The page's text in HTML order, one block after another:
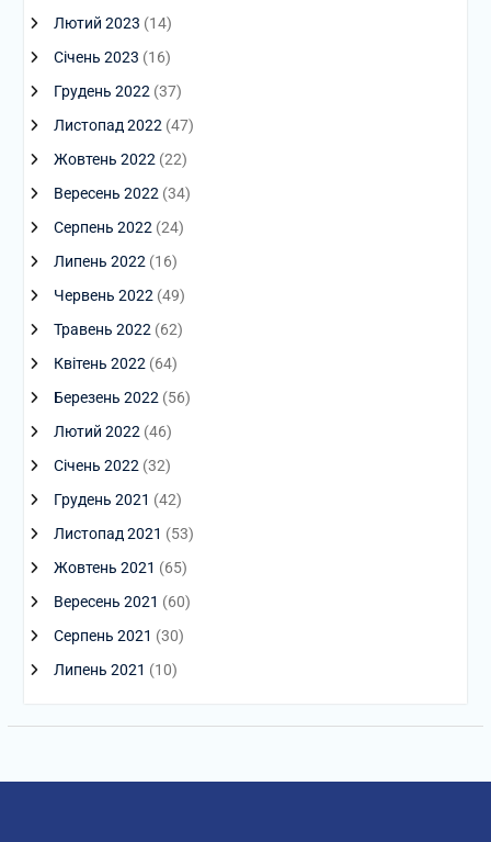
Лютий 2023 (14)
Січень 2023 (16)
Грудень 2022(37)
Листопад 2022(47)
Жовтень 2022(22)
Вересень 2022(34)
Серпень 2022(24)
Липень 2022(16)
Червень 2022(49)
Травень 2022(62)
Квітень 2022(64)
Березень 2022(56)
Лютий 2022(46)
Січень 2022(32)
Грудень 2021 (42)
Листопад 2021 (53)
Жовтень 2021 (65)
Вересень 2021 (60)
Серпень 2021 (30)
Липень 2021 (10)